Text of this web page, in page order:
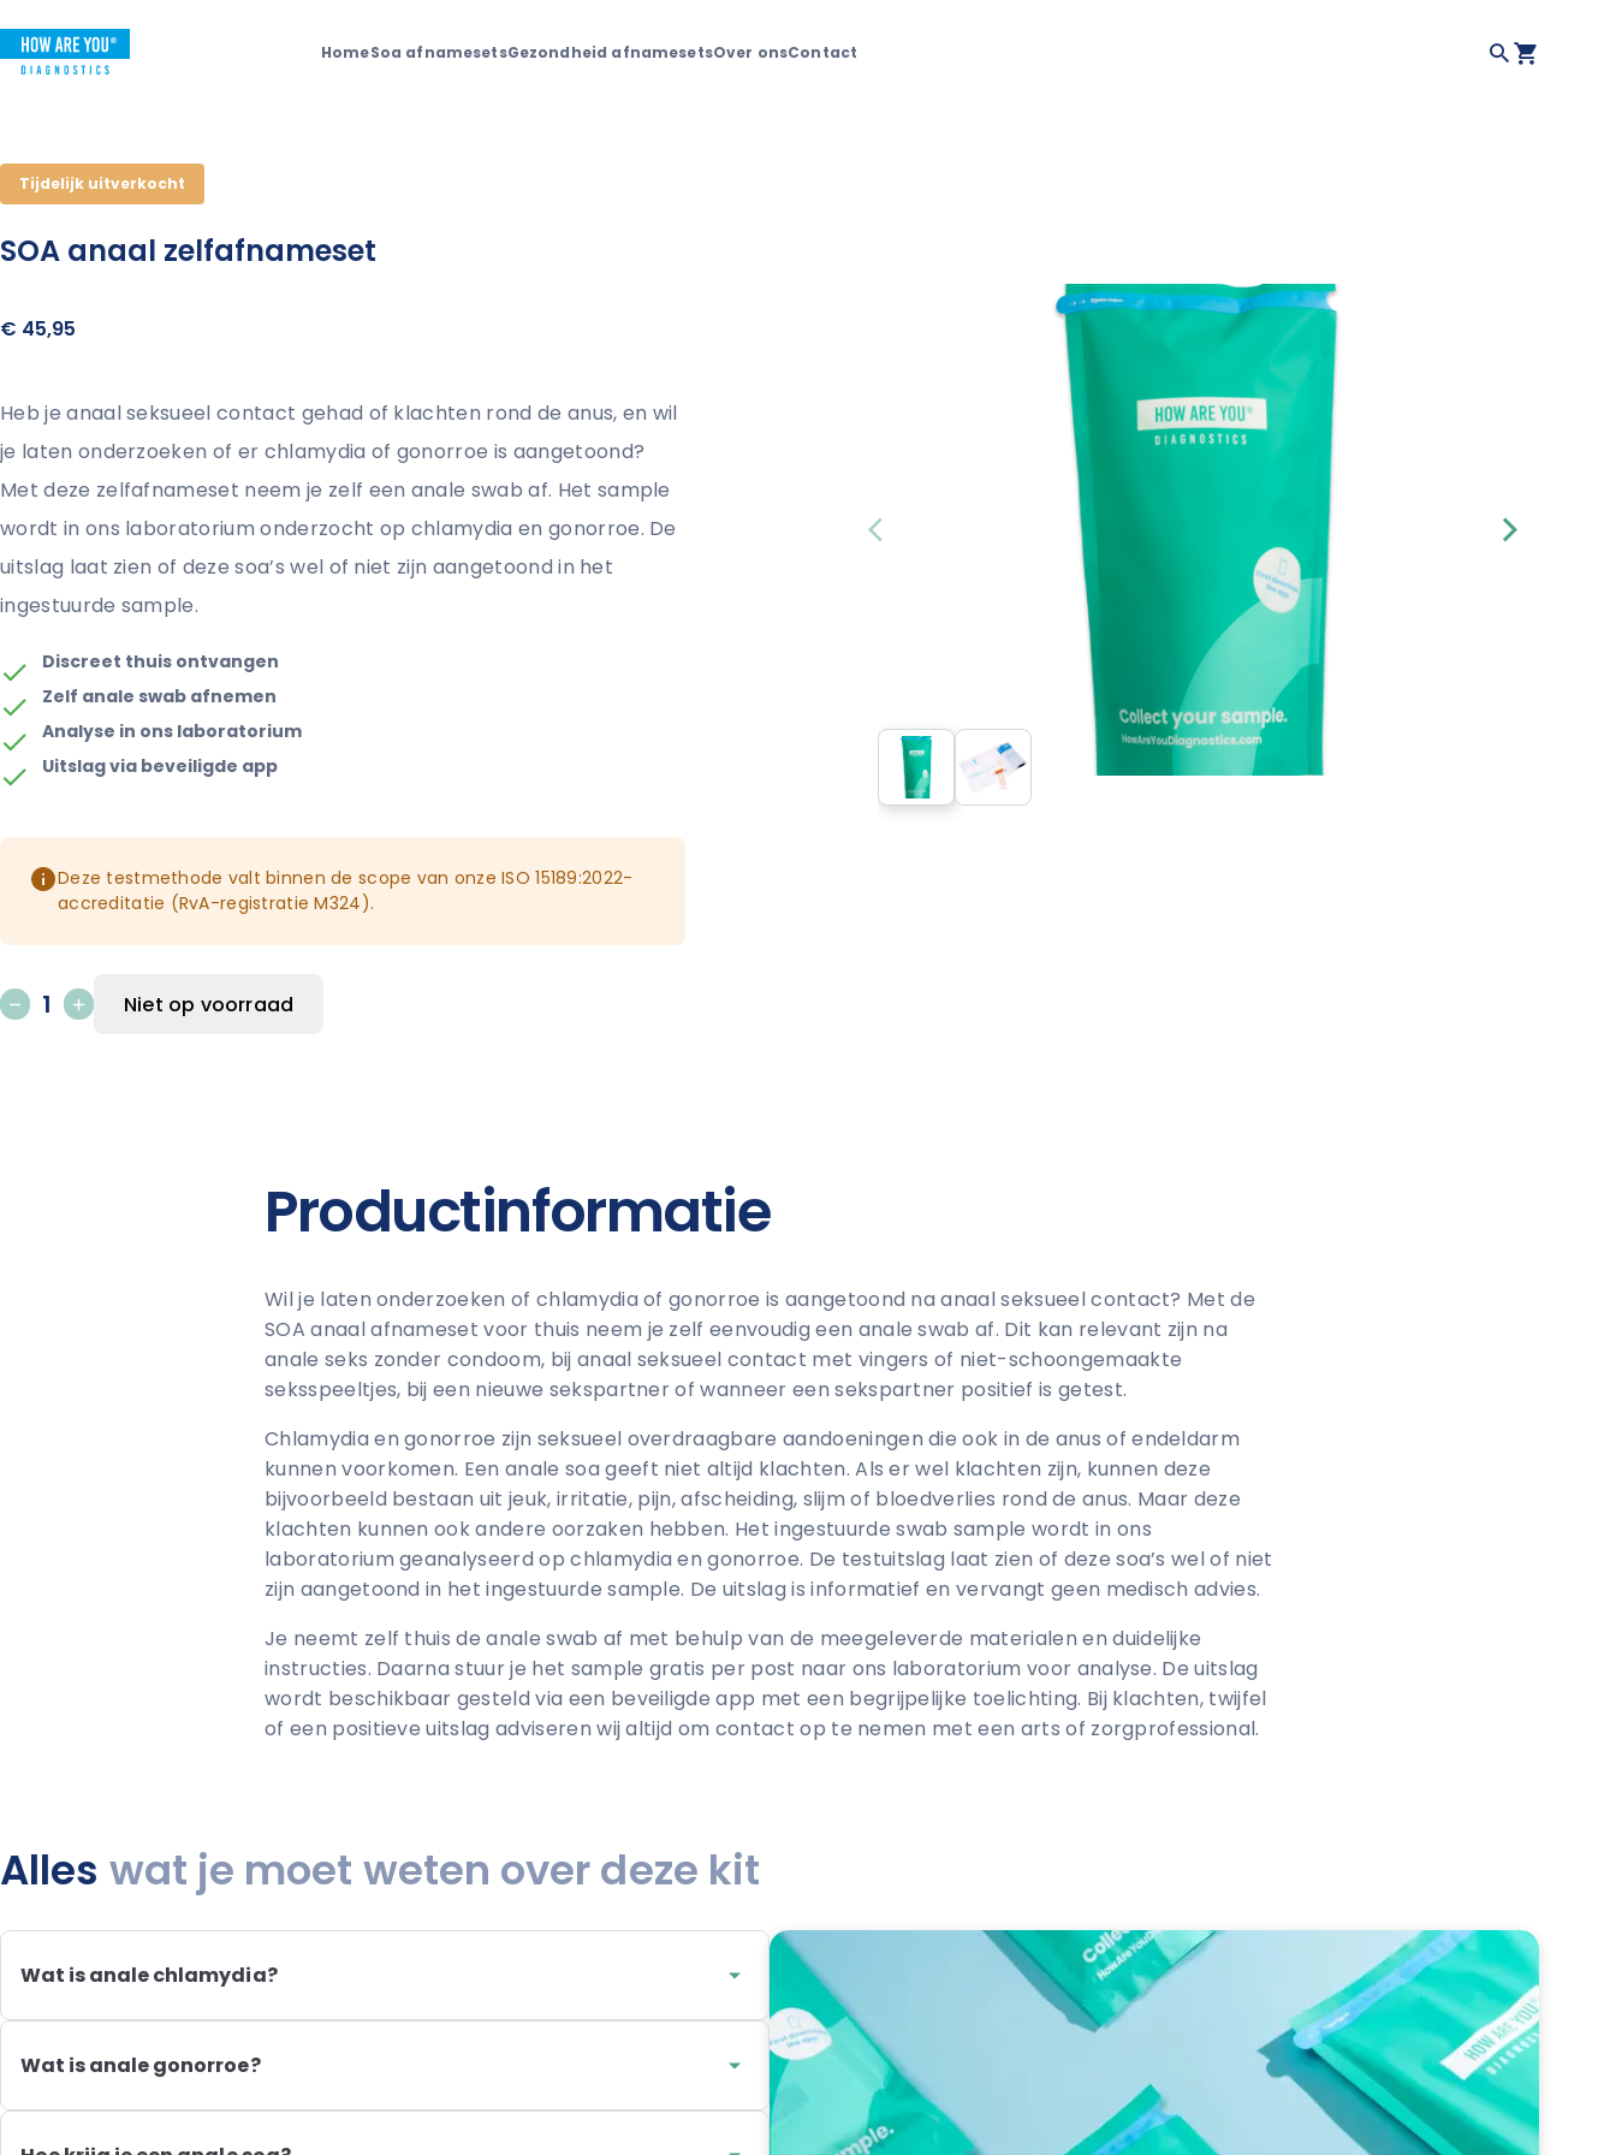
HomeSoa afnamesetsGezondheid afnamesetsOver onsContact
Tijdelijk uitverkocht
SOA anaal zelfafnameset
€ 45,95
Heb je anaal seksueel contact gehad of klachten rond de anus, en wil
je laten onderzoeken of er chlamydia of gonorroe is aangetoond?
Met deze zelfafnameset neem je zelf een anale swab af. Het sample
wordt in ons laboratorium onderzocht op chlamydia en gonorroe. De
uitslag laat zien of deze soa’s wel of niet zijn aangetoond in het
ingestuurde sample.
Discreet thuis ontvangen
Zelf anale swab afnemen
Analyse in ons laboratorium
Uitslag via beveiligde app
Deze testmethode valt binnen de scope van onze ISO 15189:2022-
accreditatie (RvA-registratie M324).
Niet op voorraad
Productinformatie
Wil je laten onderzoeken of chlamydia of gonorroe is aangetoond na anaal seksueel contact? Met de
SOA anaal afnameset voor thuis neem je zelf eenvoudig een anale swab af. Dit kan relevant zijn na
anale seks zonder condoom, bij anaal seksueel contact met vingers of niet-schoongemaakte
seksspeeltjes, bij een nieuwe sekspartner of wanneer een sekspartner positief is getest.
Chlamydia en gonorroe zijn seksueel overdraagbare aandoeningen die ook in de anus of endeldarm
kunnen voorkomen. Een anale soa geeft niet altijd klachten. Als er wel klachten zijn, kunnen deze
bijvoorbeeld bestaan uit jeuk, irritatie, pijn, afscheiding, slijm of bloedverlies rond de anus. Maar deze
klachten kunnen ook andere oorzaken hebben. Het ingestuurde swab sample wordt in ons
laboratorium geanalyseerd op chlamydia en gonorroe. De testuitslag laat zien of deze soa’s wel of niet
zijn aangetoond in het ingestuurde sample. De uitslag is informatief en vervangt geen medisch advies.
Je neemt zelf thuis de anale swab af met behulp van de meegeleverde materialen en duidelijke
instructies. Daarna stuur je het sample gratis per post naar ons laboratorium voor analyse. De uitslag
wordt beschikbaar gesteld via een beveiligde app met een begrijpelijke toelichting. Bij klachten, twijfel
of een positieve uitslag adviseren wij altijd om contact op te nemen met een arts of zorgprofessional.
Alles wat je moet weten over deze kit
Wat is anale chlamydia?
Deze soa wordt veroorzaakt door een bacterie en geeft niet altijd klachten. Als er
wel klachten zijn, kunnen deze bijvoorbeeld bestaan uit jeuk, irritatie, pijn,
afscheiding, slijm of bloedverlies rond de anus.
Wat is anale gonorroe?
soa wordt veroorzaakt door een bacterie en geeft vaak geen duidelijke klachten.
Soms kunnen klachten ontstaan zoals jeuk, irritatie, pijn, afscheiding, slijm of